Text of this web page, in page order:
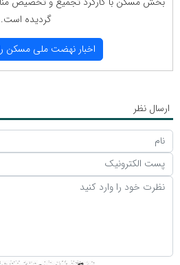
گردیده است.
اخبار نهضت ملی مسكن را
ارسال نظر